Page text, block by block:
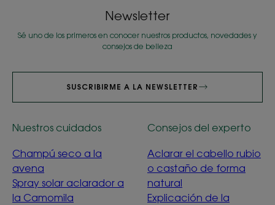
Newsletter
Sé uno de los primeros en conocer nuestros productos, novedades y
consejos de belleza
SUSCRIBIRME A LA NEWSLETTER
Nuestros cuidados
Champú seco a la
avena
Spray solar aclarador a
la Camomila
Consejos del experto
Aclarar el cabello rubio
o castaño de forma
natural
Explicación de la